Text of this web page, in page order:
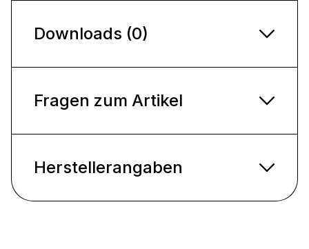
Downloads (0)
Fragen zum Artikel
Herstellerangaben